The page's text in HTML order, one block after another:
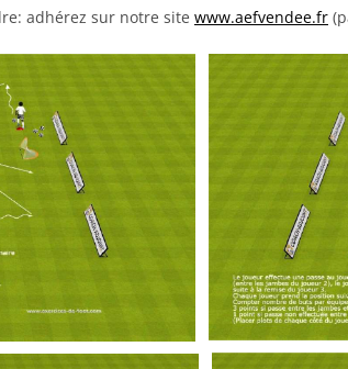
adhérez sur notre site www.aefvendee.fr